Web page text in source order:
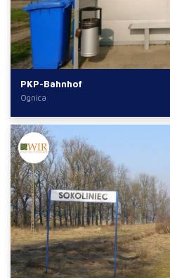
PKP-Bahnhof
Ognica